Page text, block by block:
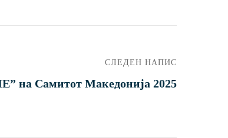
СЛЕДЕН НАПИС
на Самитот Македонија 2025